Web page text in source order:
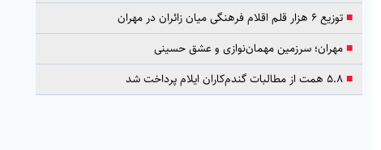
■توزیع ۶ هزار قلم اقلام فرهنگی میان زائران در مهران
■مهران؛ سرزمین مهمان‌نوازی و عشق حسینی
■۵.۸ همت از مطالبات گندم‌کاران ایلام پرداخت شد